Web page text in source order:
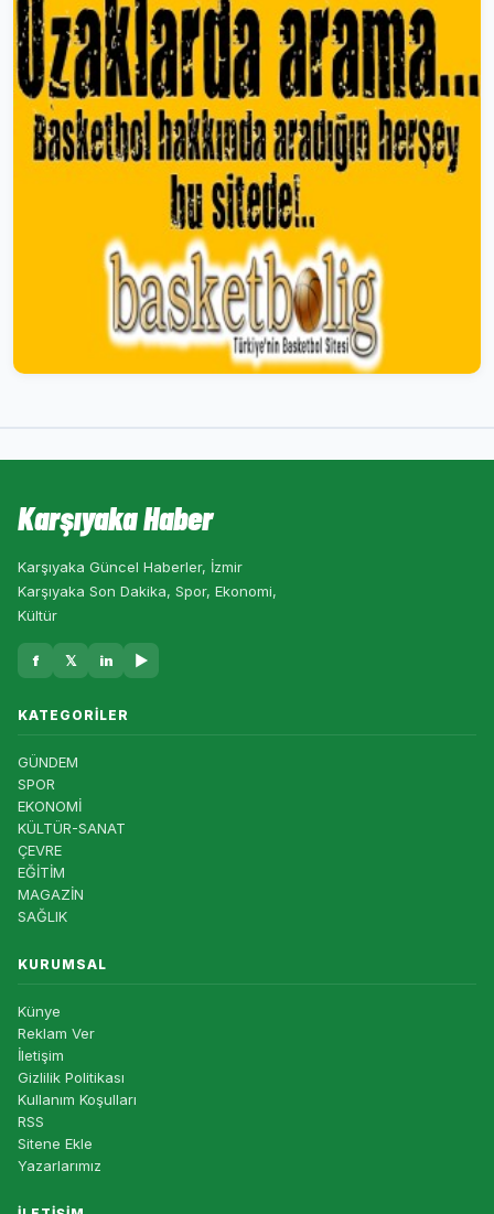
Karşıyaka Haber
Karşıyaka Güncel Haberler, İzmir
Karşıyaka Son Dakika, Spor, Ekonomi,
Kültür
f 𝕏 in ▶
KATEGORILER
GÜNDEM
SPOR
EKONOMİ
KÜLTÜR-SANAT
ÇEVRE
EĞİTİM
MAGAZİN
SAĞLIK
KURUMSAL
Künye
Reklam Ver
İletişim
Gizlilik Politikası
Kullanım Koşulları
RSS
Sitene Ekle
Yazarlarımız